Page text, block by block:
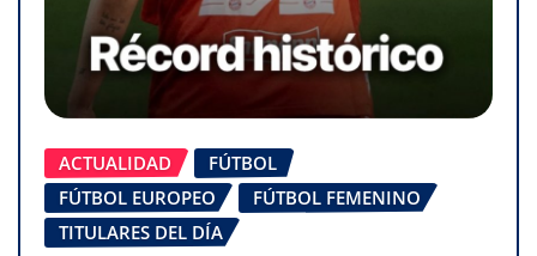
ACTUALIDAD
FÚTBOL
FÚTBOL EUROPEO
FÚTBOL FEMENINO
TITULARES DEL DÍA